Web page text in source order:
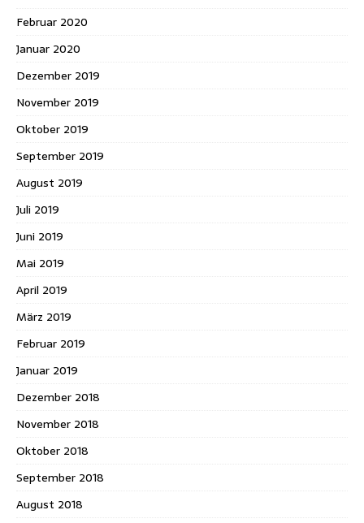
Februar 2020
Januar 2020
Dezember 2019
November 2019
Oktober 2019
September 2019
August 2019
Juli 2019
Juni 2019
Mai 2019
April 2019
März 2019
Februar 2019
Januar 2019
Dezember 2018
November 2018
Oktober 2018
September 2018
August 2018